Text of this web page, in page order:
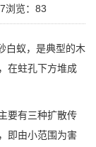
浏览： 83
白蚁，是典型的木
在蛀孔下方堆成
要有三种扩散传
即由小范围为害